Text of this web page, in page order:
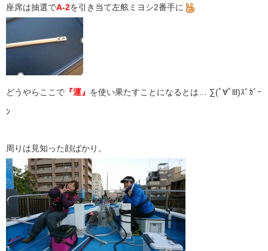
座席は抽選でA-2を引き当て左舷ミヨシ2番手に
どうやらここで 『運』 を使い果たすことになるとは… ∑(ﾟ∀ﾟlll)ｽﾞｶﾞｰ
ﾝ
周りは見知った顔ばかり。